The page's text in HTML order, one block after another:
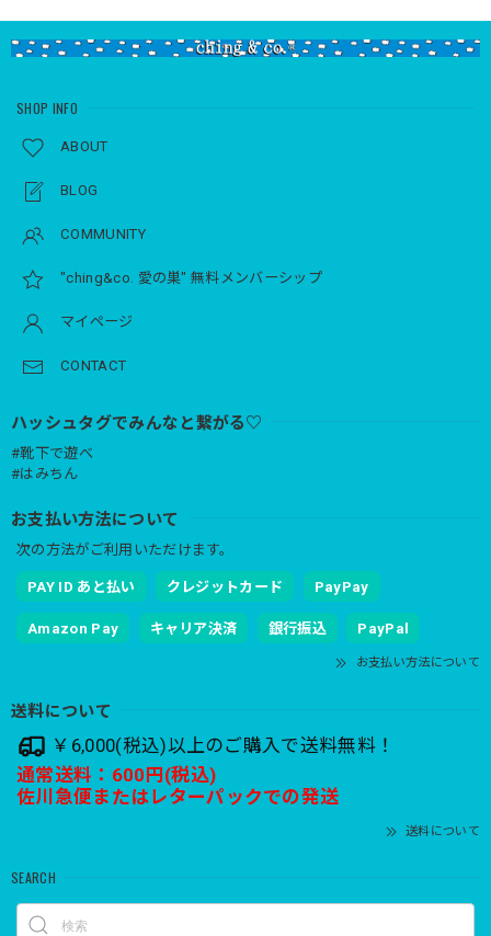
SHOP INFO
ABOUT
BLOG
COMMUNITY
"ching&co. 愛の巣" 無料メンバーシップ
マイページ
CONTACT
ハッシュタグでみんなと繋がる♡
#靴下で遊べ
#はみちん
お支払い方法について
次の方法がご利用いただけます。
PAY ID あと払い クレジットカード PayPay
Amazon Pay キャリア決済 銀行振込 PayPal
お支払い方法について
送料について
￥6,000(税込)以上のご購入で送料無料！
通常送料：600円(税込)
佐川急便またはレターパックでの発送
送料について
SEARCH